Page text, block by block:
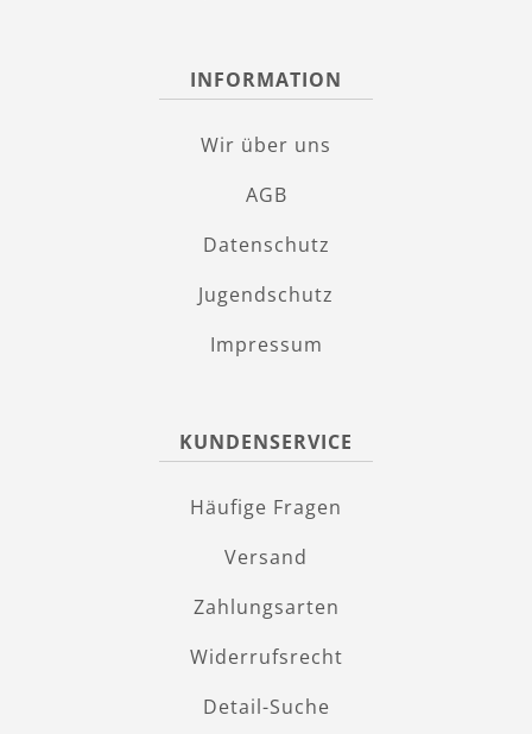
INFORMATION
Wir über uns
AGB
Datenschutz
Jugendschutz
Impressum
KUNDENSERVICE
Häufige Fragen
Versand
Zahlungsarten
Widerrufsrecht
Detail-Suche